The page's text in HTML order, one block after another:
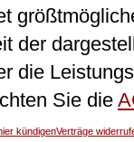
der
die
Sie die
kündigenVerträge